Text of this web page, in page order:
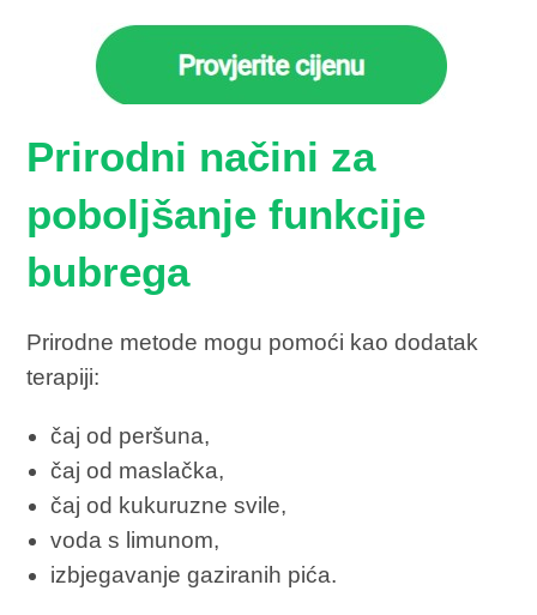
Prirodni načini za
poboljšanje funkcije
bubrega
Prirodne metode mogu pomoći kao dodatak
terapiji:
čaj od peršuna,
čaj od maslačka,
čaj od kukuruzne svile,
voda s limunom,
izbjegavanje gaziranih pića.